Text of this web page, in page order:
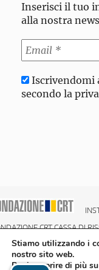
Inserisci il tuo
alla nostra
Iscrivendomi
secondo la
CRT CASSA DI
Stiamo utilizzando i
nostro sito web.
Puoi scoprire di più